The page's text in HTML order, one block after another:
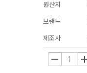
원산지
브랜드
제조사
+